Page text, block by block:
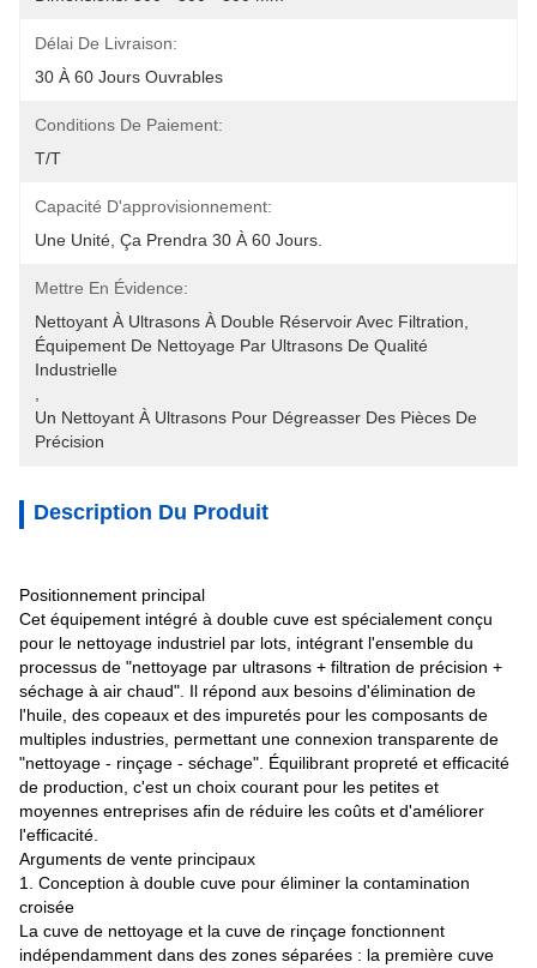
Délai De Livraison:
30 À 60 Jours Ouvrables
Conditions De Paiement:
T/T
Capacité D'approvisionnement:
Une Unité, Ça Prendra 30 À 60 Jours.
Mettre En Évidence:
Nettoyant À Ultrasons À Double Réservoir Avec Filtration
Équipement De Nettoyage Par Ultrasons De Qualité
Industrielle
Un Nettoyant À Ultrasons Pour Dégreasser Des Pièces De
Précision
Description Du Produit
Positionnement principal
Cet équipement intégré à double cuve est spécialement conçu
pour le nettoyage industriel par lots, intégrant l'ensemble du
processus de "nettoyage par ultrasons + filtration de précision +
séchage à air chaud". Il répond aux besoins d'élimination de
l'huile, des copeaux et des impuretés pour les composants de
multiples industries, permettant une connexion transparente de
"nettoyage - rinçage - séchage". Équilibrant propreté et efficacité
de production, c'est un choix courant pour les petites et
moyennes entreprises afin de réduire les coûts et d'améliorer
l'efficacité.
Arguments de vente principaux
1. Conception à double cuve pour éliminer la contamination
croisée
La cuve de nettoyage et la cuve de rinçage fonctionnent
indépendamment dans des zones séparées : la première cuve